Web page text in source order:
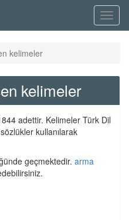
Menü
kelimeler
kelimeler
adettir. Kelimeler Türk Dil
kullanılarak
geçmektedir. arma